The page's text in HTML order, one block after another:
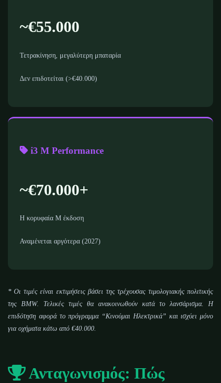
~€55.000
Τετρακίνηση, μεγαλύτερη μπαταρία
Δεν επιδοτείται (>€40.000)
i3 M Performance
~€70.000+
Η κορυφαία M έκδοση
Αναμένεται αργότερα (2027)
* Οι τιμές είναι εκτιμήσεις βάσει της τρέχουσας τιμολογιακής πολιτικής
της BMW. Τελικές τιμές θα ανακοινωθούν κατά το λανσάρισμα. Η
επιδότηση αφορά το πρόγραμμα “Κινούμαι Ηλεκτρικά” και ισχύει μόνο
για οχήματα κάτω από €40.000.
Ανταγωνισμός: Πώς